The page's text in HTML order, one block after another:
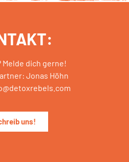
Melde dich gerne!
Jonas Höhn
uns!